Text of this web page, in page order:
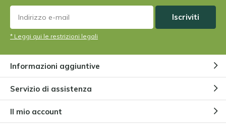
Iscriviti
* Leggi qui le restrizioni legali
Informazioni aggiuntive
Servizio di assistenza
Il mio account